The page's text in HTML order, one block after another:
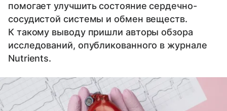
помогает улучшить состояние сердечно-
сосудистой системы и обмен веществ.
К такому выводу пришли авторы обзора
исследований, опубликованного в журнале
Nutrients.